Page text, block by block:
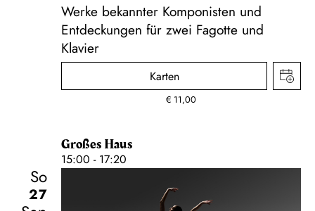
Werke bekannter Komponisten und
Entdeckungen für zwei Fagotte und
Klavier
Karten
€ 11,00
Großes Haus
15:00 - 17:20
So
27